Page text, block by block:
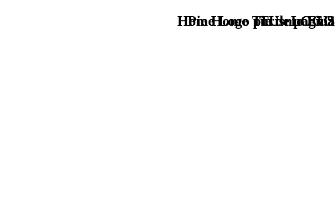
TU - LOGO
Home Logo pie de página
Pie Home Turismo EUS